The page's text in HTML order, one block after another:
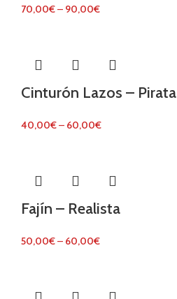
70,00€– 90,00€
Cinturón Lazos – Pirata
40,00€– 60,00€
Fajín – Realista
50,00€– 60,00€